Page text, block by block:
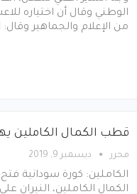
الوطني وقال أن اختياره
من الإعلام والجماهير وقال:
قطب الكمال الكاملين
محرر ديسمبر 9, 2019
الكاملين: كورة سودانية
الكمال الكاملين، النيران